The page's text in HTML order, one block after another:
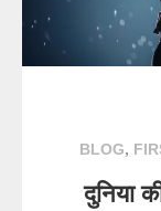
BLOG,
दुनिया